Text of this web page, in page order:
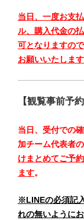
当日、一度お支
ル、購入代金の
可となりますの
お願いいたします
【観覧事前予
当日、受付での
加チーム代表者
けまとめてご予
ます。
※LINEの必須記
れの無いように